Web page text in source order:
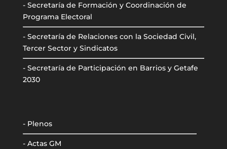
- Secretaría de Formación y Coordinación de
Programa Electoral
- Secretaría de Relaciones con la Sociedad Civil,
Tercer Sector y Sindicatos
- Secretaría de Participación en Barrios y Getafe
2030
- Plenos
- Actas GM